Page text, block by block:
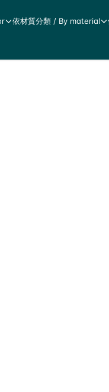
依材質分類 / By material